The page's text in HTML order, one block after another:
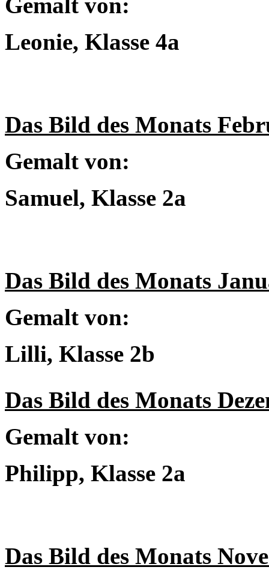
Leonie, Klasse 4a
Das Bild des Monats
Gemalt von:
Samuel, Klasse 2a
Das Bild des Monats
Gemalt von:
Lilli, Klasse 2b
Das Bild des Monats
Gemalt von:
Philipp, Klasse 2a
Das Bild des Monats